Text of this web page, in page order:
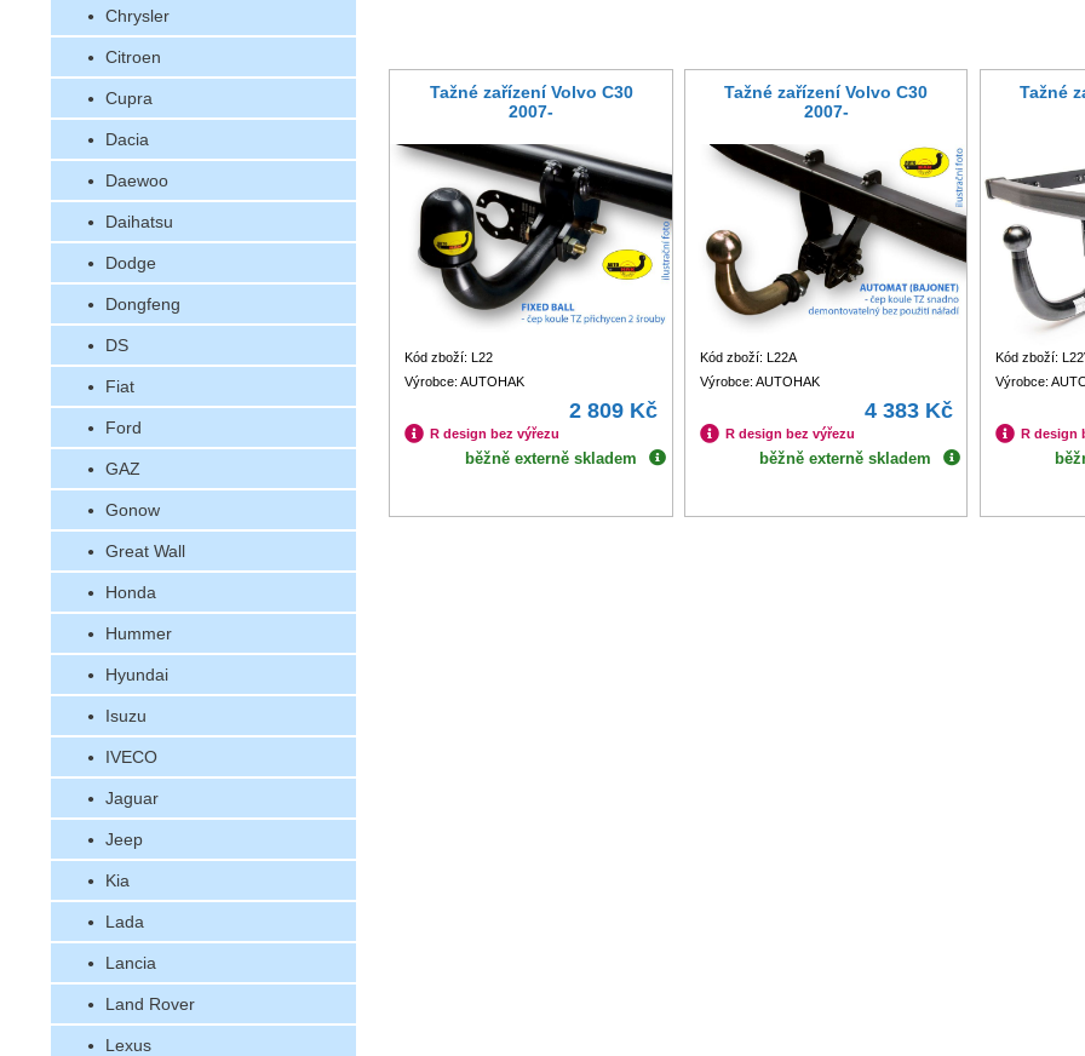
Chrysler
Citroen
Cupra
Dacia
Daewoo
Daihatsu
Dodge
Dongfeng
DS
Fiat
Ford
GAZ
Gonow
Great Wall
Honda
Hummer
Hyundai
Isuzu
IVECO
Jaguar
Jeep
Kia
Lada
Lancia
Land Rover
Lexus
Tažné zařízení Volvo C30
2007-
Kód zboží: L22
Výrobce: AUTOHAK
2 809 Kč
R design bez výřezu
běžně externě skladem
Tažné zařízení Volvo C30
2007-
Kód zboží: L22A
Výrobce: AUTOHAK
4 383 Kč
R design bez výřezu
běžně externě skladem
Tažné
Kód zboží:
Výrobce:
R design